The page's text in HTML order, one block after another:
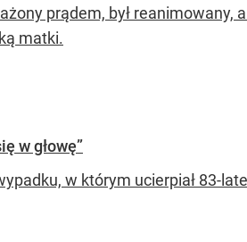
prądem, był
matki.
w głowę”
w którym ucierpiał 83-